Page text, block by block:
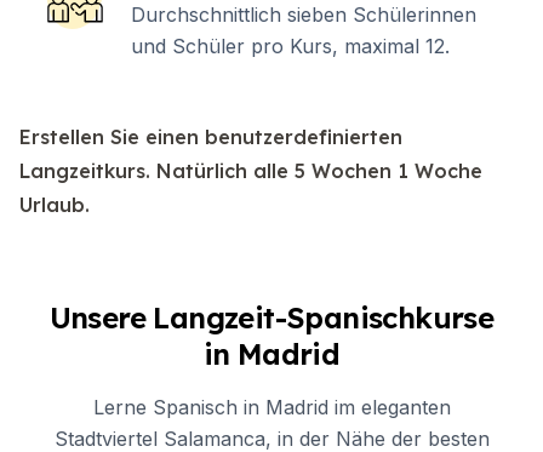
Durchschnittlich sieben Schülerinnen
und Schüler pro Kurs, maximal 12.
Erstellen Sie einen benutzerdefinierten
Langzeitkurs. Natürlich alle 5 Wochen 1 Woche
Urlaub.
Unsere Langzeit-Spanischkurse
in Madrid
Lerne Spanisch in Madrid im eleganten
Stadtviertel Salamanca, in der Nähe der besten